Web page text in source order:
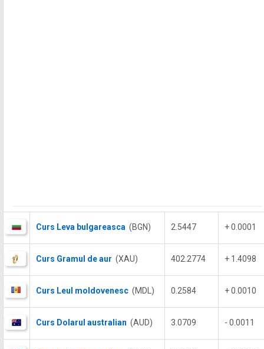
Curs Leva bulgareasca (BGN) 2.5447 + 0.0001
Curs Gramul de aur (XAU) 402.2774 + 1.4098
Curs Leul moldovenesc (MDL) 0.2584 + 0.0010
Curs Dolarul australian (AUD) 3.0709 - 0.0011